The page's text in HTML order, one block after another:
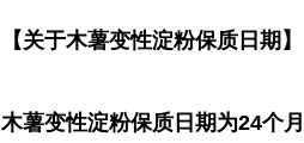
【关于木薯变性淀粉保质日期】
木薯变性淀粉保质日期为24个